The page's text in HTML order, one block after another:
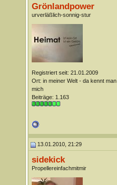
Grönlandpower
urverläßlich-sonnig-stur
Registriert seit: 21.01.2009
Ort: in meiner Welt - da kennt man
mich
Beiträge: 1.163
13.01.2010, 21:29
sidekick
Propellereinfachmitmir